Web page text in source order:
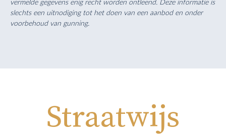
slechts een uitnodiging tot het doen van een aanbod en onder
voorbehoud van gunning.
Straatwijs